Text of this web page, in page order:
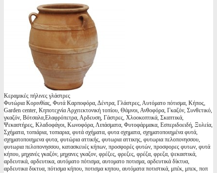
Κεραμικές πήλινες γλάστρες
Φυτώρια Κορινθίας, Φυτά Καρποφόρα, Δέντρα, Γλάστρες, Αυτόματο πότισμα, Κήπος,
Garden center, Κηποτεχνία Αρχιτεκτονική τοπίου, Θάμνοι, Ανθοφόρα, Γκαζόν, Συνθετικό,
γκαζόν, Βότσαλα,Ελαφρόπετρα, Αρδευση, Γάστρες, Χλοοκοπτικά, Σκαπτικά,
Ψεκαστήρες, Κλαδοφάγοι, Κωνοφόρα, Λιπάσματα, Φυτοφάρμακα, Εσπεριδοειδή, Ξυλεία,
Σχήματα, τοπιάρια, τοπιαρια, φυτά σχήματα, φυτα σχηματα, σχηματοποιημένα φυτά,
σχηματοποιημενα φυτα, φυτώρια αττικής, φυτωρια αττικης, φυτωρια πελοπονησσου,
φυτωρια πελοπονησσου, κατασκευές κήπων, προσφορές φυτών, προσφορες φυτων, φυτά
κήπου, μηχανές γκαζόν, μηχανες γκαζον, φρέζες, φρεζες, φρέζα, φρεζα, ψεκαστικά,
αρδευτικά, αρδευτικα, αυτόματο πότισμα, αυτοματο ποτισμα, αρδευτικά δίκτυα,
αρδευτικα δικτυα, πότισμα κήπου, ποτισμα κηπου, αυτόματα ποτιστικά, μπέκ, μπεκ, ποπ